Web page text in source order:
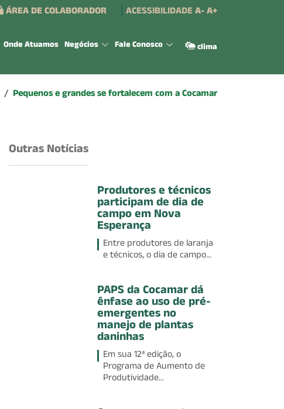
ÁREA DE COLABORADOR ACESSIBILIDADE A-A+
Onde Atuamos Negócios Fale Conosco clima
Pequenos e grandes se fortalecem com a Cocamar
Outras Notícias
Produtores e técnicos
participam de dia de
campo em Nova
Esperança
Entre produtores de laranja
e técnicos, o dia de campo...
PAPS da Cocamar dá
ênfase ao uso de pré-
emergentes no
manejo de plantas
daninhas
Em sua 12ª edição, o
Programa de Aumento de
Produtividade...